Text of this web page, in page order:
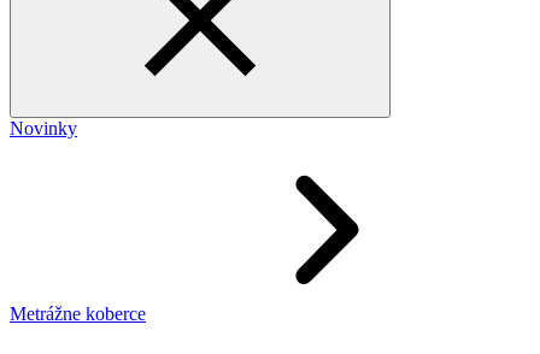
Novinky
Metrážne koberce